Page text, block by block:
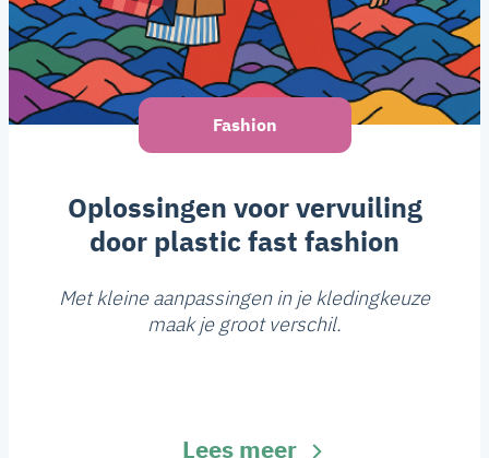
Fashion
Oplossingen voor vervuiling
door plastic fast fashion
Met kleine aanpassingen in je kledingkeuze
maak je groot verschil.
Lees meer